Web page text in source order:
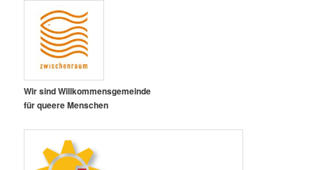
Wir sind Willkommensgemeinde
für queere Menschen